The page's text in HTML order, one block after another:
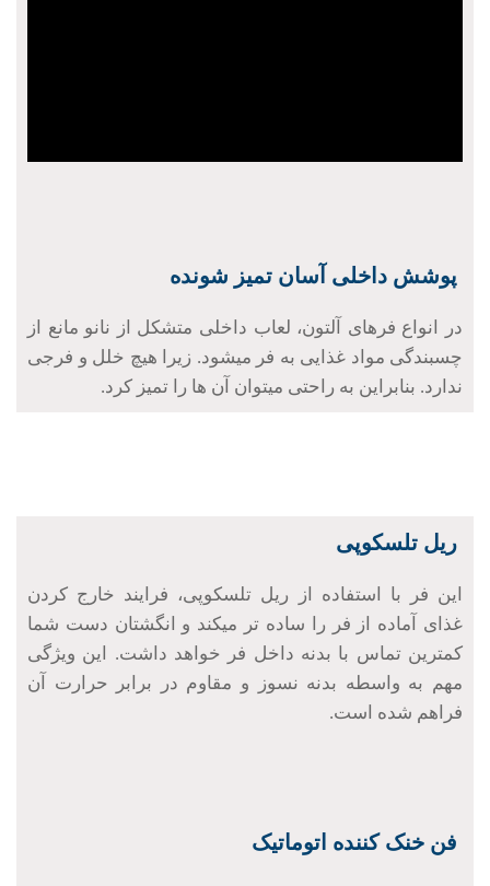
پوشش داخلی آسان تمیز شونده
در انواع فرهای آلتون، لعاب داخلی متشکل از نانو مانع از
چسبندگی مواد غذایی به فر میشود. زیرا هیچ خلل و فرجی
ندارد. بنابراین به راحتی میتوان آن ها را تمیز کرد.
ریل تلسکوپی
این فر با استفاده از ریل تلسکوپی، فرایند خارج کردن
غذای آماده از فر را ساده تر میکند و انگشتان دست شما
کمترین تماس با بدنه داخل فر خواهد داشت. این ویژگی
مهم به واسطه بدنه نسوز و مقاوم در برابر حرارت آن
فراهم شده است.
فن خنک کننده اتوماتیک